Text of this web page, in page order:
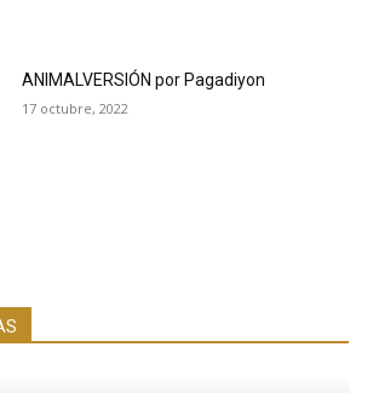
ANIMALVERSIÓN por Pagadiyon
17 octubre, 2022